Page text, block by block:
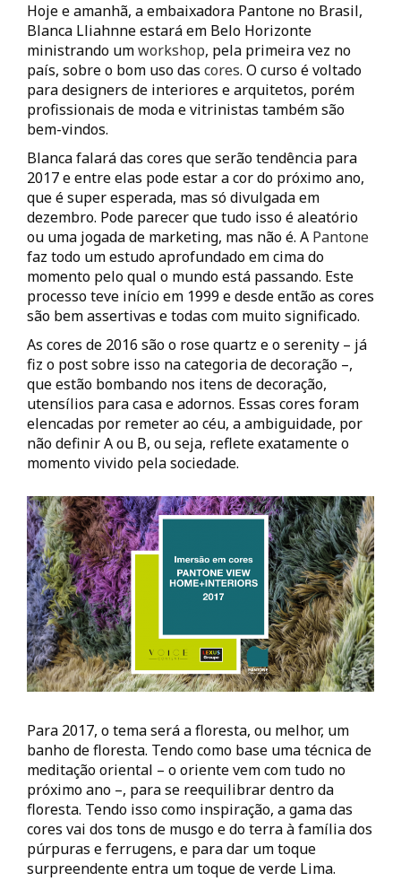
Hoje e amanhã, a embaixadora Pantone no Brasil,
Blanca Lliahnne estará em Belo Horizonte
ministrando umworkshop, pela primeira vez no
país, sobre o bom uso das cores. O curso é voltado
para designers de interiores e arquitetos, porém
profissionais de moda e vitrinistas também são
bem-vindos.
Blanca falará das cores que serão tendência para
2017 e entre elas pode estar a cor do próximo ano,
que é super esperada, mas só divulgada em
dezembro. Pode parecer que tudo isso é aleatório
ou uma jogada de marketing, mas não é. A Pantone
faz todo um estudo aprofundado em cima do
momento pelo qual o mundo está passando. Este
processo teve início em 1999 e desde então as cores
são bem assertivas e todas com muito significado.
As cores de 2016 são o rose quartz e o serenity – já
fiz o post sobre isso na categoria de decoração –,
que estão bombando nos itens de decoração,
utensílios para casa e adornos. Essas cores foram
elencadas por remeter ao céu, a ambiguidade, por
não definir A ou B, ou seja, reflete exatamente o
momento vivido pela sociedade.
Para 2017, o tema será a floresta, ou melhor, um
banho de floresta. Tendo como base uma técnica de
meditação oriental – o oriente vem com tudo no
próximo ano –, para se reequilibrar dentro da
floresta. Tendo isso como inspiração, a gama das
cores vai dos tons de musgo e do terra à família dos
púrpuras e ferrugens, e para dar um toque
surpreendente entra um toque de verde Lima.